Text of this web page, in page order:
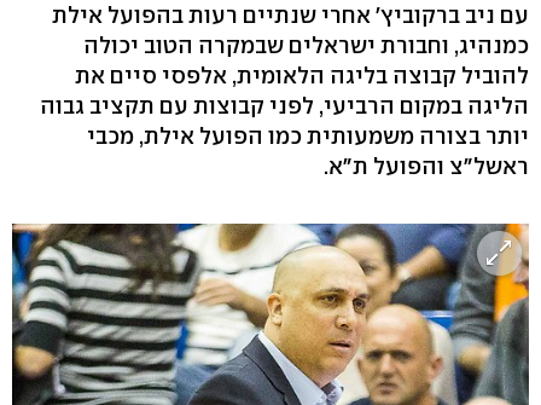
עם ניב ברקוביץ' אחרי שנתיים רעות בהפועל אילת
כמנהיג, וחבורת ישראלים שבמקרה הטוב יכולה
להוביל קבוצה בליגה הלאומית, אלפסי סיים את
הליגה במקום הרביעי, לפני קבוצות עם תקציב גבוה
יותר בצורה משמעותית כמו הפועל אילת, מכבי
ראשל"צ והפועל ת"א.